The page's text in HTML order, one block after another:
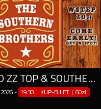
TRIBUTE TO ZZ TOP & SOUTHERN ROCK - SOUTHERN BROTHERS
2026 - 19:30 | KUP-BILET | 60zł